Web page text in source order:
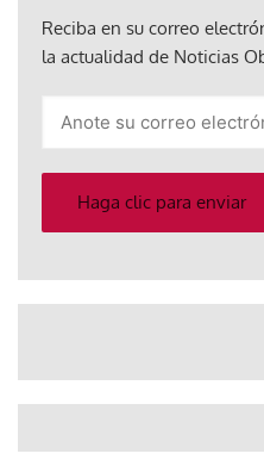
Reciba en su correo
la actualidad de Noticias
electrónico
Haga clic para enviar